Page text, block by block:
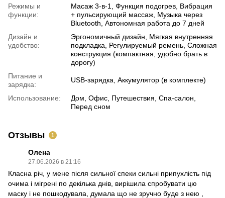
Режимы и
функции:
Масаж 3-в-1, Функция подогрев, Вибрация
+ пульсирующий массаж, Музыка через
Bluetooth, Автономная работа до 7 дней
Дизайн и
удобство:
Эргономичный дизайн, Мягкая внутренняя
подкладка, Регулируемый ремень, Сложная
конструкция (компактная, удобно брать в
дорогу)
Питание и
зарядка:
USB-зарядка, Аккумулятор (в комплекте)
Использование:
Дом, Офис, Путешествия, Спа-салон,
Перед сном
Отзывы 1
Олена
27.06.2026 в 21:16
Класна річ, у мене після сильної спеки сильні припухлість під
очима і мігрені по декілька днів, вирішила спробувати цю
маску і не пошкодувала, думала що не зручно буде з нею ,